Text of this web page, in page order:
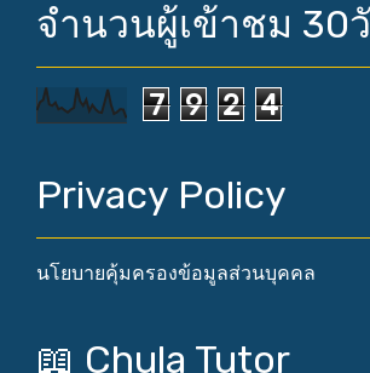
จำนวนผู้เข้าชม 30
7 9 2 4
Privacy Policy
นโยบายคุ้มครองข้อมูลส่วนบุคคล
📖 Chula Tutor